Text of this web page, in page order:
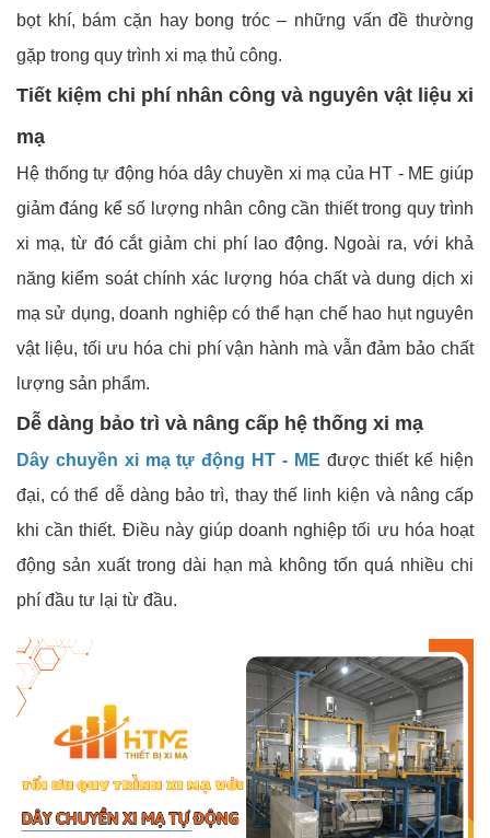
bọt khí, bám cặn hay bong tróc – những vấn đề thường
gặp trong quy trình xi mạ thủ công.
Tiết kiệm chi phí nhân công và nguyên vật liệu xi
mạ
Hệ thống tự động hóa dây chuyền xi mạ của HT - ME giúp
giảm đáng kể số lượng nhân công cần thiết trong quy trình
xi mạ, từ đó cắt giảm chi phí lao động. Ngoài ra, với khả
năng kiểm soát chính xác lượng hóa chất và dung dịch xi
mạ sử dụng, doanh nghiệp có thể hạn chế hao hụt nguyên
vật liệu, tối ưu hóa chi phí vận hành mà vẫn đảm bảo chất
lượng sản phẩm.
Dễ dàng bảo trì và nâng cấp hệ thống xi mạ
Dây chuyền xi mạ tự động HT - ME được thiết kế hiện
đại, có thể dễ dàng bảo trì, thay thế linh kiện và nâng cấp
khi cần thiết. Điều này giúp doanh nghiệp tối ưu hóa hoạt
động sản xuất trong dài hạn mà không tốn quá nhiều chi
phí đầu tư lại từ đầu.